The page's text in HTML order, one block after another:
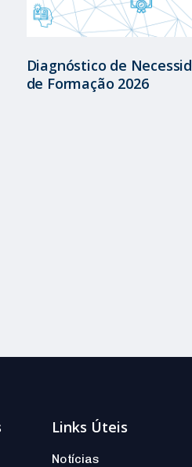
Diagnóstico de
de Formação 2026
Links Úteis
Notícias